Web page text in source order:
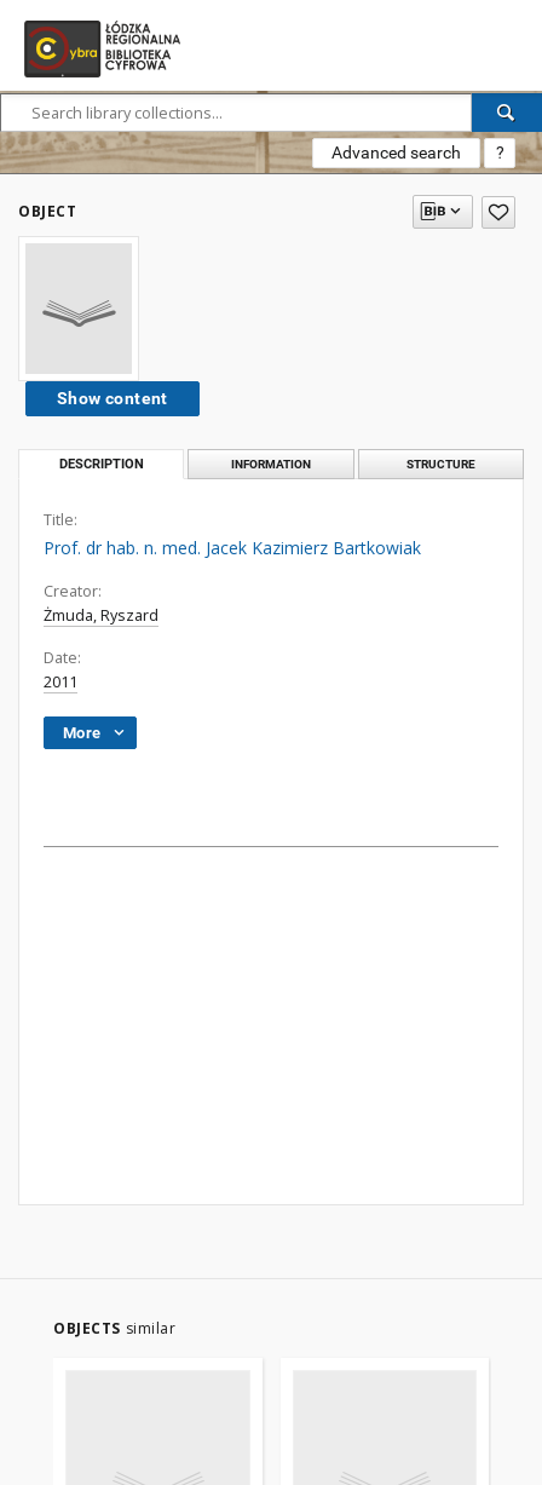
Advanced search ?
OBJECT
Show content
DESCRIPTION INFORMATION STRUCTURE
Title:
Prof. dr hab. n. med. Jacek Kazimierz Bartkowiak
Creator:
Żmuda, Ryszard
Date:
2011
More
OBJECTS similar